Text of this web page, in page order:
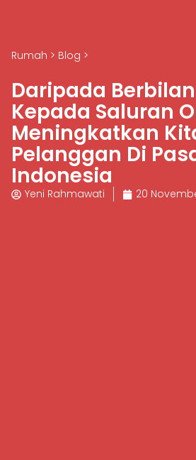
Rumah > Blog >
Daripada
Kepada Saluran
Meningkatkan
Pelanggan Di
Indonesia
Yeni Rahmawati 20